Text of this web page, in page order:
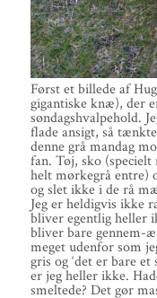
Først et billede af
gigantiske knæ), der
søndagshvalpehold.
flade ansigt, så
denne grå mandag
fan. Tøj, sko
helt mørkegrå entre)
og slet ikke i de rå
Jeg er heldigvis ikke
bliver egentlig heller
bliver bare gennem-
meget udenfor som
gris og ‘det er bare
er jeg heller ikke.
smeltede? Det gør